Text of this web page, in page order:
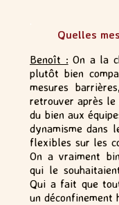
Quelles
Benoît : On a la
plutôt bien
mesures
retrouver après le
du bien aux
dynamisme dans
flexibles sur les
On a vraiment
qui le
Qui a fait que
un déconfinement